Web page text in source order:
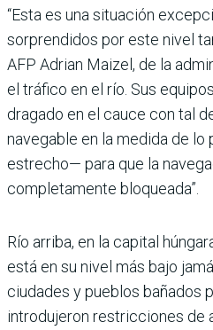
“Esta es una situación
sorprendidos por este nivel
AFP Adrian Maizel, de la
el tráfico en el río. Sus
dragado en el cauce con tal
navegable en la medida de
estrecho— para que la
completamente bloqueada”.
Río arriba, en la capital
está en su nivel más bajo
ciudades y pueblos bañados
introdujeron restricciones de